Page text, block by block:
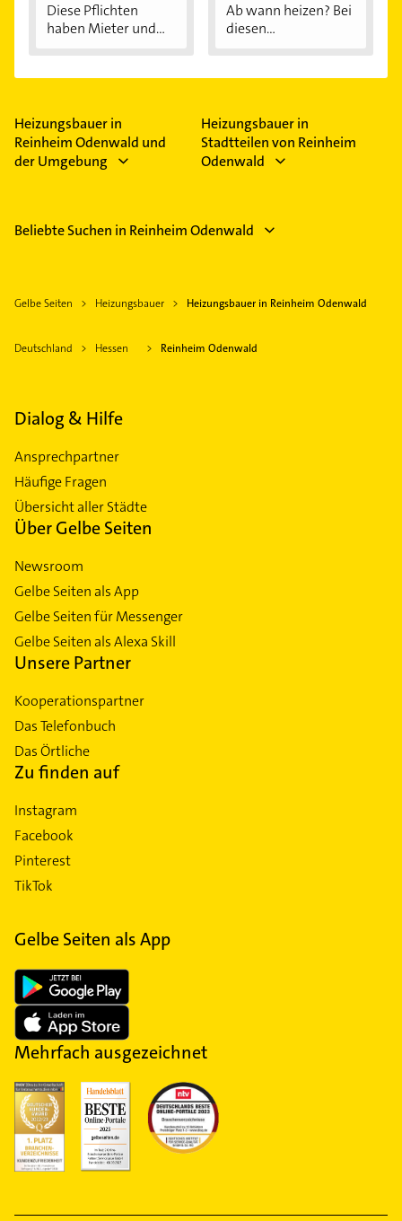
Diese Pflichten
haben Mieter und...
Ab wann heizen? Bei
diesen
Heizungsbauer in
Reinheim Odenwald und
der Umgebung
Heizungsbauer in
Stadtteilen von Reinheim
Odenwald
Beliebte Suchen in Reinheim Odenwald
Gelbe Seiten Heizungsbauer Heizungsbauer in Reinheim Odenwald
Deutschland Hessen Reinheim Odenwald
Dialog & Hilfe
Ansprechpartner
Häufige Fragen
Übersicht aller Städte
Über Gelbe Seiten
Newsroom
Gelbe Seiten als App
Gelbe Seiten für Messenger
Gelbe Seiten als Alexa Skill
Unsere Partner
Kooperationspartner
Das Telefonbuch
Das Örtliche
Zu finden auf
Instagram
Facebook
Pinterest
TikTok
Gelbe Seiten als App
Mehrfach ausgezeichnet